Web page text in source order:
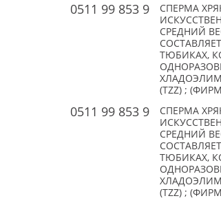
0511 99 853 9
СПЕРМА
СРЕДНИЙ
ТЮБИКАХ,
(TZZ) ;
0511 99 853 9
СПЕРМА
СРЕДНИЙ
ТЮБИКАХ,
(TZZ) ;